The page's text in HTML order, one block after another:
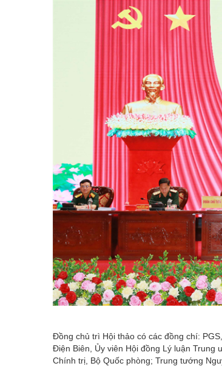
Đồng chủ trì Hội thảo có các đồng chí:
Điện Biên, Ủy viên Hội đồng Lý luận
Chính trị, Bộ Quốc phòng; Trung tướng